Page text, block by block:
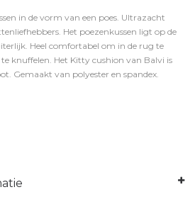
in de vorm van een poes. Ultrazacht
Het poezenkussen ligt op de
Heel comfortabel om in de rug te
knuffelen. Het Kitty cushion van Balvi is
Gemaakt van polyester en spandex.